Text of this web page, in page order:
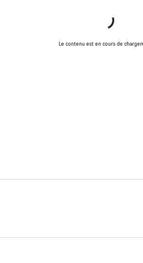
Le contenu est en cours de